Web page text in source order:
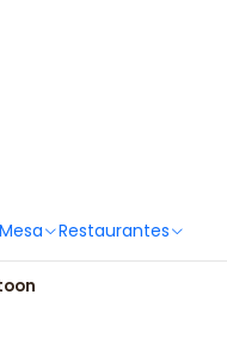
Restaurantes